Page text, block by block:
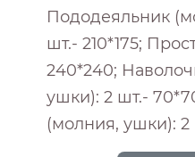
Пододеяльник
шт.- 210*175;
240*240;
ушки): 2 шт.-
(молния, ушки): 2